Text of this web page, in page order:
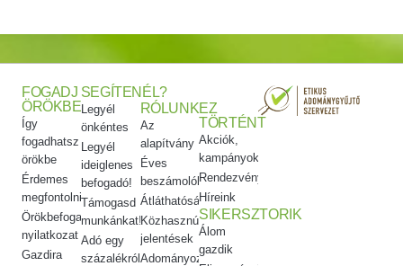
FOGADJ
ÖRÖKBE
Így
fogadhatsz
örökbe
Érdemes
megfontolni
Örökbefogadói
nyilatkozat
Gazdira
SEGÍTENÉL?
Legyél
önkéntes
Legyél
ideiglenes
befogadó!
Támogasd
munkánkat!
Adó egy
százalékról
RÓLUNK
Az
alapítvány
Éves
beszámolók
Átláthatóság
Közhasznúsági
jelentések
Adományozási
EZ
TÖRTÉNT
Akciók,
kampányok
Rendezvényeink
Híreink
SIKERSZTORIK
Álom
gazdik